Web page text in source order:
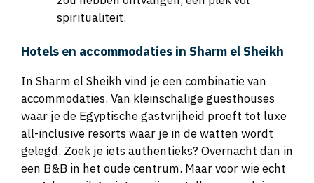
spiritualiteit.
Hotels en accommodaties in Sharm el Sheikh
In Sharm el Sheikh vind je een combinatie van
accommodaties. Van kleinschalige guesthouses
waar je de Egyptische gastvrijheid proeft tot luxe
all-inclusive resorts waar je in de watten wordt
gelegd. Zoek je iets authentieks? Overnacht dan in
een B&B in het oude centrum. Maar voor wie echt